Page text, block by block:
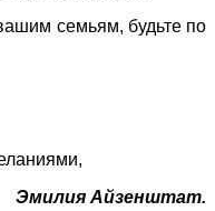
семьям, будьте по
Эмилия Айзенштат.